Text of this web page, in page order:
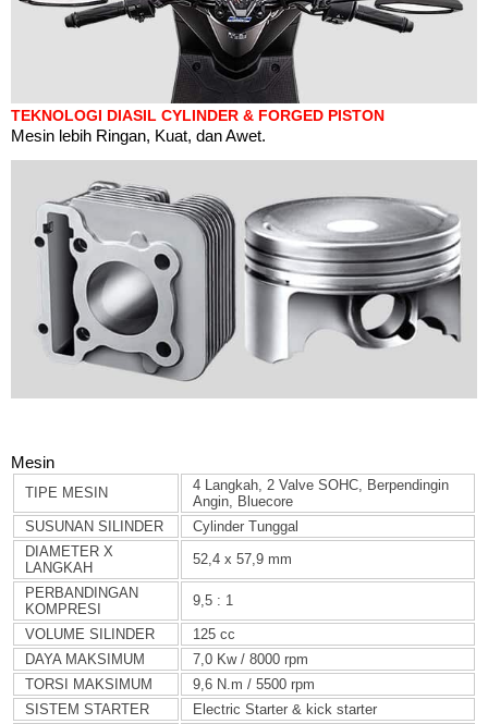
TEKNOLOGI DIASIL CYLINDER & FORGED PISTON
Mesin lebih Ringan, Kuat, dan Awet.
Mesin
TIPE MESIN
4 Langkah, 2 Valve SOHC, Berpendingin
Angin, Bluecore
SUSUNAN SILINDER
Cylinder Tunggal
DIAMETER X
LANGKAH
52,4 x 57,9 mm
PERBANDINGAN
KOMPRESI
9,5 : 1
VOLUME SILINDER
125 cc
DAYA MAKSIMUM
7,0 Kw / 8000 rpm
TORSI MAKSIMUM
9,6 N.m / 5500 rpm
SISTEM STARTER
Electric Starter & kick starter